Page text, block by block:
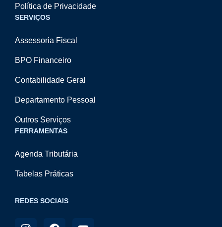
Política de Privacidade
SERVIÇOS
Assessoria Fiscal
BPO Financeiro
Contabilidade Geral
Departamento Pessoal
Outros Serviços
FERRAMENTAS
Agenda Tributária
Tabelas Práticas
REDES SOCIAIS